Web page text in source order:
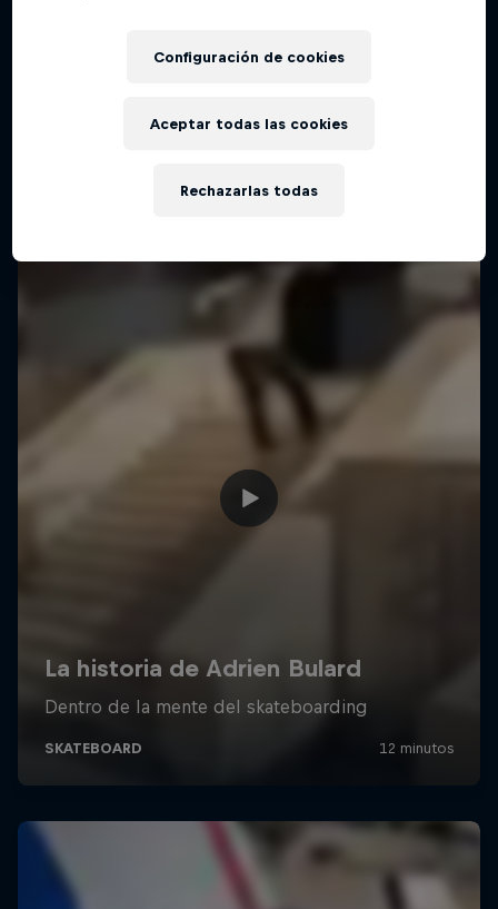
Configuración de cookies
Rechazarlas todas
Aceptar todas las cookies